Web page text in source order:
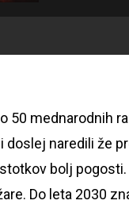
50 mednarodnih
naredili že
bolj
Do leta 2030